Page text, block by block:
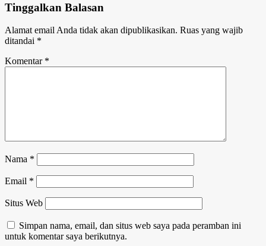
Tinggalkan Balasan
Alamat email Anda tidak akan dipublikasikan. Ruas yang wajib
ditandai *
Komentar *
Nama *
Email *
Situs Web
Simpan nama, email, dan situs web saya pada peramban ini
untuk komentar saya berikutnya.